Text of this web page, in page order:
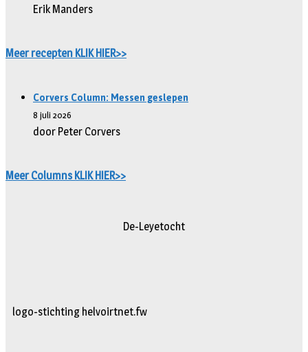
Erik Manders
Meer recepten KLIK HIER>>
Corvers Column: Messen geslepen
8 juli 2026
door Peter Corvers
Meer Columns KLIK HIER>>
De-Leyetocht
logo-stichting helvoirtnet.fw